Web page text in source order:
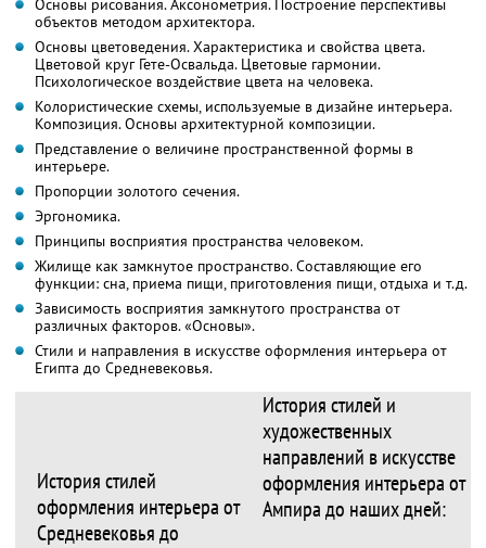
Основы рисования. Аксонометрия. Построение перспективы
объектов методом архитектора.
Основы цветоведения. Характеристика и свойства цвета.
Цветовой круг Гете-Освальда. Цветовые гармонии.
Психологическое воздействие цвета на человека.
Колористические схемы, используемые в дизайне интерьера.
Композиция. Основы архитектурной композиции.
Представление о величине пространственной формы в
интерьере.
Пропорции золотого сечения.
Эргономика.
Принципы восприятия пространства человеком.
Жилище как замкнутое пространство. Составляющие его
функции: сна, приема пищи, приготовления пищи, отдыха и т.д.
Зависимость восприятия замкнутого пространства от
различных факторов. «Основы».
Стили и направления в искусстве оформления интерьера от
Египта до Средневековья.
История стилей
оформления интерьера от
Средневековья до
История стилей и
художественных
направлений в искусстве
оформления интерьера от
Ампира до наших дней: